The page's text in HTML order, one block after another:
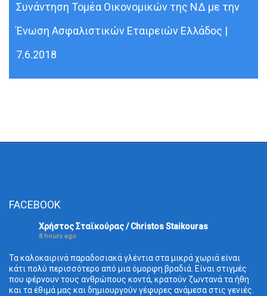
Συνάντηση Τομέα Οικονομικών της ΝΔ με την
Ένωση Ασφαλιστικών Εταιρειών Ελλάδος |
7.6.2018
FACEBOOK
Χρήστος Σταϊκούρας / Christos Staikouras
8 hours ago
Τα καλοκαιρινά παραδοσιακά γλέντια στα μικρά χωριά είναι
κάτι πολύ περισσότερο από μια όμορφη βραδιά. Είναι στιγμές
που φέρνουν τους ανθρώπους κοντά, κρατούν ζωντανά τα ήθη
και τα έθιμά μας και δημιουργούν γέφυρες ανάμεσα στις γενιές.